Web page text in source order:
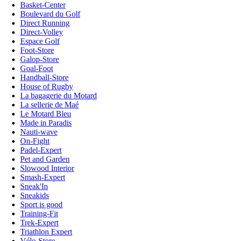
Basket-Center
Boulevard du Golf
Direct Running
Direct-Volley
Espace Golf
Foot-Store
Galop-Store
Goal-Foot
Handball-Store
House of Rugby
La bagagerie du Motard
La sellerie de Maé
Le Motard Bleu
Made in Paradis
Nauti-wave
On-Fight
Padel-Expert
Pet and Garden
Slowood Interior
Smash-Expert
Sneak'In
Sneakids
Sport is good
Training-Fit
Trek-Expert
Triathlon Expert